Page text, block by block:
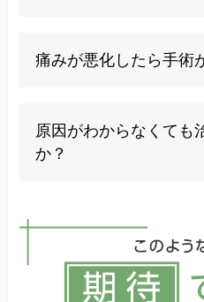
重要です。
痛みが悪化したら手術
場合は手術も選択肢です
原因がわからなくても
か？
善する例が多いです原因
状や生活背景に合わせた
の相談が有効です。